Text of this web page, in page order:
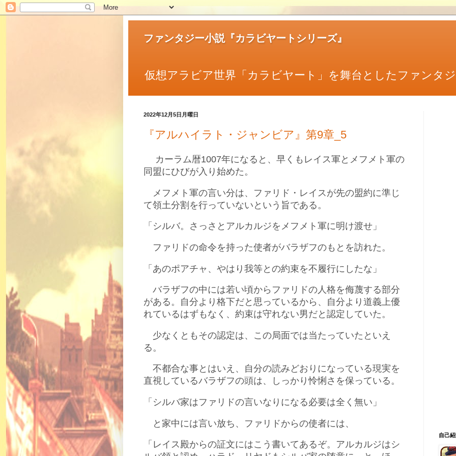
ファンタジー小説『カラビヤートシリーズ』
仮想アラビア世界「カラビヤート」を舞台としたファンタ
2022年12月5日月曜日
『アルハイラト・ジャンビア』第9章_5
カーラム暦1007年になると、早くもレイス軍とメフメト軍の
同盟にひびが入り始めた。
メフメト軍の言い分は、ファリド・レイスが先の盟約に準じ
て領土分割を行っていないという旨である。
「シルバ。さっさとアルカルジをメフメト軍に明け渡せ」
ファリドの命令を持った使者がバラザフのもとを訪れた。
「あのポアチャ、やはり我等との約束を不履行にしたな」
バラザフの中には若い頃からファリドの人格を侮蔑する部分
がある。自分より格下だと思っているから、自分より道義上優
れているはずもなく、約束は守れない男だと認定していた。
少なくともその認定は、この局面では当たっていたといえ
る。
不都合な事とはいえ、自分の読みどおりになっている現実を
直視しているバラザフの頭は、しっかり怜悧さを保っている。
「シルバ家はファリドの言いなりになる必要は全く無い」
と家中には言い放ち、ファリドからの使者には、
「レイス殿からの証文にはこう書いてあるぞ。アルカルジはシ
自己